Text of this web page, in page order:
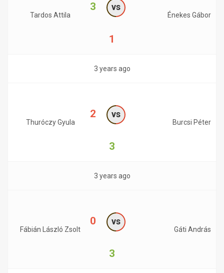
Tardos Attila
3 vs
1
Énekes Gábor
3 years ago
Thuróczy Gyula
2 vs
3
Burcsi Péter
3 years ago
Fábián László Zsolt
0 vs
3
Gáti András